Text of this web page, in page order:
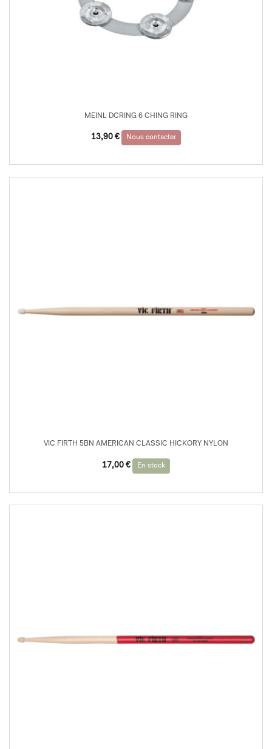
MEINL DCRING 6 CHING RING
13,90 € Nous contacter
VIC FIRTH 5BN AMERICAN CLASSIC HICKORY NYLON
17,00 € En stock